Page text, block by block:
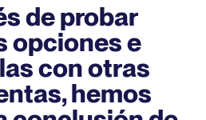
de probar
opciones e
con otras
hemos